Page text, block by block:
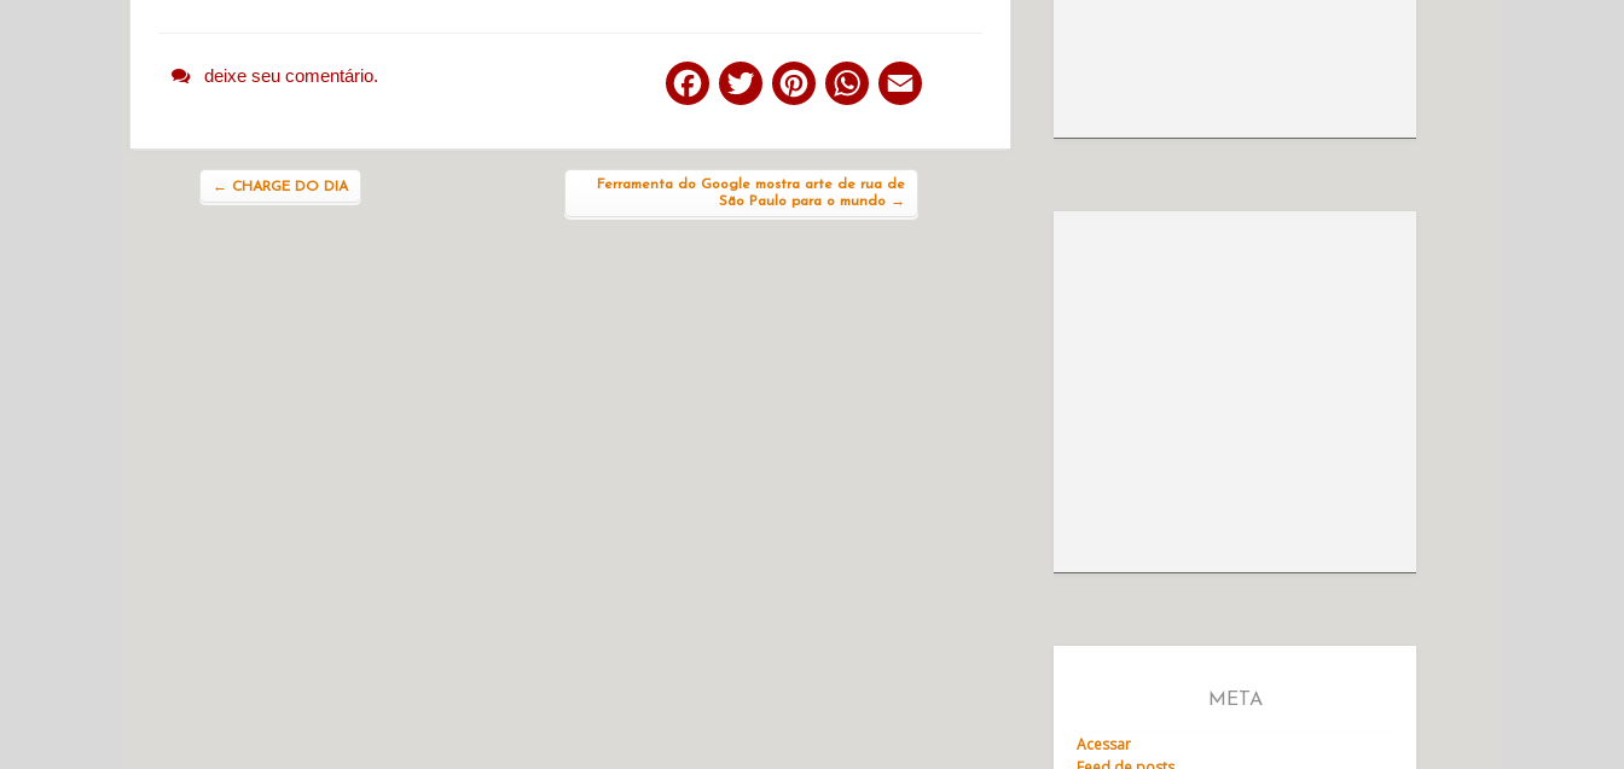
deixe seu comentário.
Facebook
Twitter PinterestWhatsApp
← CHARGE DO DIA
Ferramenta do Google mostra arte de rua de
São Paulo para o mundo →
META
Acessar